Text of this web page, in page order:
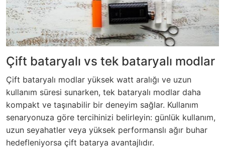
Çift bataryalı vs tek bataryalı modlar
Çift bataryalı modlar yüksek watt aralığı ve uzun
kullanım süresi sunarken, tek bataryalı modlar daha
kompakt ve taşınabilir bir deneyim sağlar. Kullanım
senaryonuza göre tercihinizi belirleyin: günlük kullanım,
uzun seyahatler veya yüksek performanslı ağır buhar
hedefleniyorsa çift batarya avantajlıdır.